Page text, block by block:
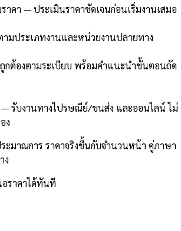
าคา — ประเมินราคาชัดเจนก่อนเริ่มงานเสมอ
ามประเภทงานและหน่วยงานปลายทาง
ถูกต้องตามระเบียบ พร้อมคำแนะนำขั้นตอนถัด
รับงานทางไปรษณีย์/ขนส่ง และออนไลน์ ไม่
ง
ะมาณการ ราคาจริงขึ้นกับจำนวนหน้า คู่ภาษา
ง
ราคาได้ทันที